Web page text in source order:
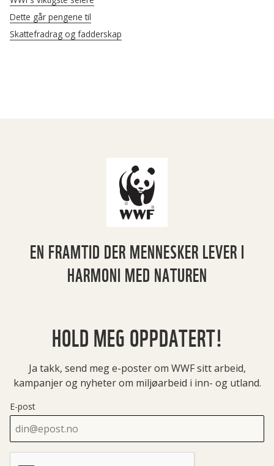
Dette går pengene til
Skattefradrag og fadderskap
EN FRAMTID DER MENNESKER LEVER I
HARMONI MED NATUREN
HOLD MEG OPPDATERT!
Ja takk, send meg e-poster om WWF sitt arbeid,
kampanjer og nyheter om miljøarbeid i inn- og utland.
E-post